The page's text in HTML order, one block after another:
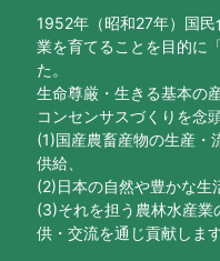
1952年（昭和27年）国
業を育てることを目的に
た。
生命尊厳・生きる基本の
コンセンサスづくりを念頭
(1)国産農畜産物の生産・
供給、
(2)日本の自然や豊かな生
(3)それを担う農林水産業
供・交流を通じ貢献します